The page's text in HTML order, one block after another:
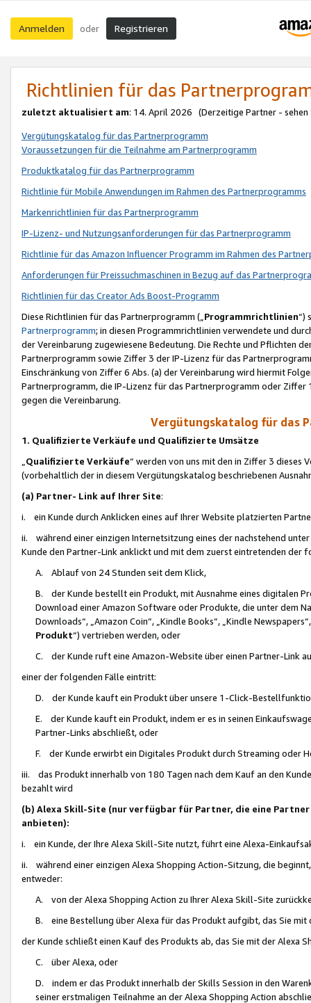
Anmelden oder Registrieren
Richtlinien für das
zuletzt aktualisiert am: 14. April 2026 (Derzeitige Partner - sehen
Vergütungskatalog für das Partnerprogramm
Voraussetzungen für die Teilnahme am Partnerprogramm
Produktkatalog für das Partnerprogramm
Richtlinie für Mobile Anwendungen im Rahmen des Partnerprogramms
Markenrichtlinien für das Partnerprogramm
IP-Lizenz- und Nutzungsanforderungen für das Partnerprogramm
Richtlinie für das Amazon Influencer Programm im Rahmen des
Anforderungen für Preissuchmaschinen in Bezug auf das
Richtlinien für das Creator Ads Boost-Programm
Diese Richtlinien für das Partnerprogramm („Programmrichtlinien“)
Partnerprogramm; in diesen Programmrichtlinien verwendete und
der Vereinbarung zugewiesene Bedeutung. Die Rechte und Pflichten
Partnerprogramm sowie Ziffer 3 der IP-Lizenz für das
Einschränkung von Ziffer 6 Abs. (a) der Vereinbarung wird hiermit
Partnerprogramm, die IP-Lizenz für das Partnerprogramm oder
gegen die Vereinbarung.
Vergütungskatalog für das
1. Qualifizierte Verkäufe und Qualifizierte Umsätze
Qualifizierte Verkäufe“ werden von uns mit den in Ziffer 3
(vorbehaltlich der in diesem Vergütungskatalog beschriebenen
(a) Partner- Link auf Ihrer Site:
i. ein Kunde durch Anklicken eines auf Ihrer Website platzierten
ii. während einer einzigen Internetsitzung eines der nachstehend
Kunde den Partner-Link anklickt und mit dem zuerst eintretenden der
A. Ablauf von 24 Stunden seit dem Klick,
B. der Kunde bestellt ein Produkt, mit Ausnahme eines digitalen
Download einer Amazon Software oder Produkte, die unter dem
Downloads“, „Amazon Coin“, „Kindle Books“, „Kindle
Produkt“) vertrieben werden, oder
C. der Kunde ruft eine Amazon-Website über einen Partner-Link
einer der folgenden Fälle eintritt:
D. der Kunde kauft ein Produkt über unsere 1-Click-
E. der Kunde kauft ein Produkt, indem er es in seinen
Partner-Links abschließt, oder
F. der Kunde erwirbt ein Digitales Produkt durch Streaming oder
iii. das Produkt innerhalb von 180 Tagen nach dem Kauf an den
bezahlt wird
(b) Alexa Skill-Site (nur verfügbar für Partner, die eine
anbieten):
i. ein Kunde, der Ihre Alexa Skill-Site nutzt, führt eine Alexa-
ii. während einer einzigen Alexa Shopping Action-Sitzung, die
entweder:
A. von der Alexa Shopping Action zu Ihrer Alexa Skill-Site
B. eine Bestellung über Alexa für das Produkt aufgibt, das Sie mit
der Kunde schließt einen Kauf des Produkts ab, das Sie mit der Alexa
C. über Alexa, oder
D. indem er das Produkt innerhalb der Skills Session in den
seiner erstmaligen Teilnahme an der Alexa Shopping Action